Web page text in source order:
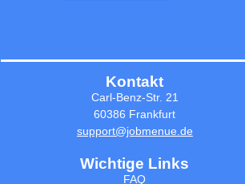
Kontakt
Carl-Benz-Str. 21
60386 Frankfurt
support@jobmenue.de
Wichtige Links
FAQ